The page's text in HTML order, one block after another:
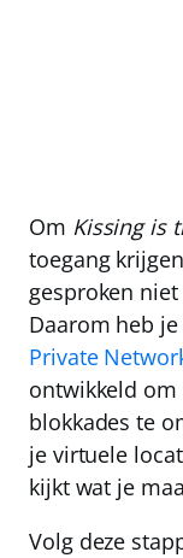
Om Kissing is
toegang
gesproken
Daarom heb
Private
ontwikkeld
blokkades te
je virtuele
kijkt wat je
Volg deze